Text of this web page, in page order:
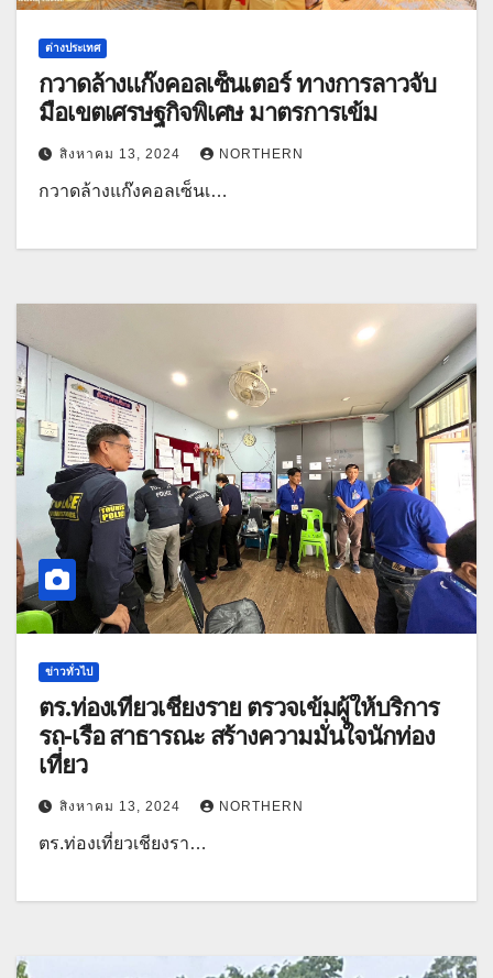
ต่างประเทศ
กวาดล้างแก๊งคอลเซ็นเตอร์ ทางการลาวจับ
มือเขตเศรษฐกิจพิเศษ มาตรการเข้ม
สิงหาคม 13, 2024 NORTHERN
กวาดล้างแก๊งคอลเซ็นเ…
ข่าวทั่วไป
ตร.ท่องเที่ยวเชียงราย ตรวจเข้มผู้ให้บริการ
รถ-เรือ สาธารณะ สร้างความมั่นใจนักท่อง
เที่ยว
สิงหาคม 13, 2024 NORTHERN
ตร.ท่องเที่ยวเชียงรา…